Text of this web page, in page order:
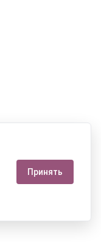
Принять